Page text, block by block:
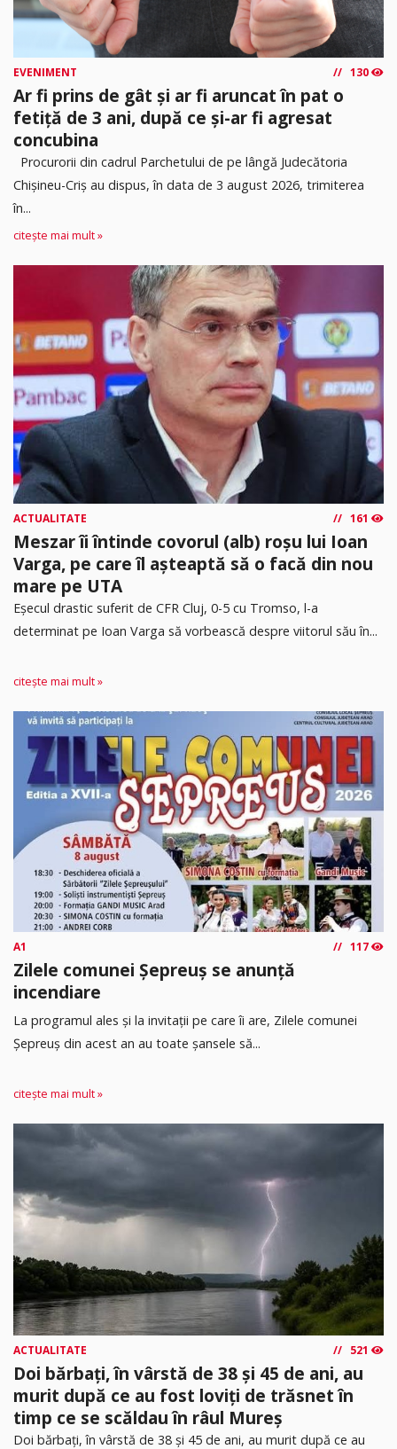
EVENIMENT 130
Ar fi prins de gât și ar fi aruncat în pat o
fetiță de 3 ani, după ce și-ar fi agresat
concubina
Procurorii din cadrul Parchetului de pe lângă Judecătoria
Chișineu-Criș au dispus, în data de 3 august 2026, trimiterea
în...
citește mai mult »
ACTUALITATE 161
Meszar îi întinde covorul (alb) roșu lui Ioan
Varga, pe care îl așteaptă să o facă din nou
mare pe UTA
Eșecul drastic suferit de CFR Cluj, 0-5 cu Tromso, l-a
determinat pe Ioan Varga să vorbească despre viitorul său în...
citește mai mult »
A1 117
Zilele comunei Șepreuș se anunță
incendiare
La programul ales și la invitații pe care îi are, Zilele comunei
Șepreuș din acest an au toate șansele să...
citește mai mult »
ACTUALITATE 521
Doi bărbați, în vârstă de 38 și 45 de ani, au
murit după ce au fost loviți de trăsnet în
timp ce se scăldau în râul Mureș
Doi bărbați, în vârstă de 38 și 45 de ani, au murit după ce au